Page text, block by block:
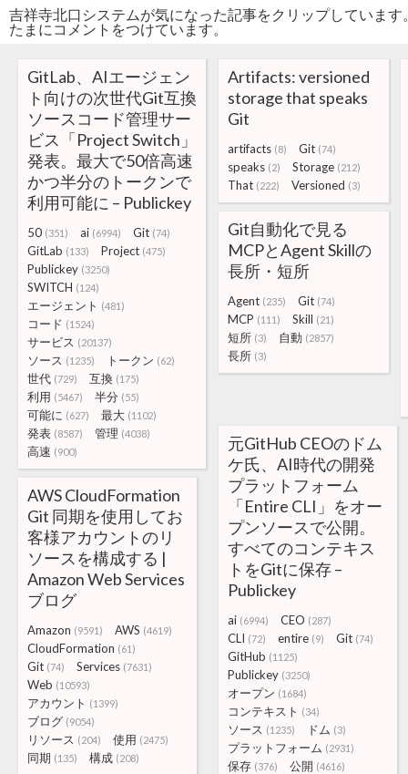
吉祥寺北口システムが気になった記事をクリップしていま
たまにコメントをつけています。
GitLab、AIエージェン
ト向けの次世代Git互換
ソースコード管理サー
ビス「Project Switch」
発表。最大で50倍高速
かつ半分のトークンで
利用可能に – Publickey
50 (351) ai (6994) Git (74)
GitLab (133) Project (475)
Publickey (3250)
SWITCH (124)
エージェント (481)
コード (1524)
サービス (20137)
ソース (1235) トークン (62)
世代 (729) 互換 (175)
利用 (5467) 半分 (55)
可能に (627) 最大 (1102)
発表 (8587) 管理 (4038)
高速 (900)
Artifacts: versioned
storage that speaks
Git
artifacts (8) Git (74)
speaks (2) Storage (212)
That (222) Versioned (3)
Git自動化で見る
MCPとAgent Skillの
長所・短所
Agent (235) Git (74)
MCP (111) Skill (21)
短所 (3) 自動 (2857)
長所 (3)
元GitHub CEOのドム
ケ氏、AI時代の開発
プラットフォーム
「Entire CLI」をオー
プンソースで公開。
すべてのコンテキス
トをGitに保存 –
Publickey
ai (6994) CEO (287)
CLI (72) entire (9) Git (74)
GitHub (1125)
Publickey (3250)
オープン (1684)
コンテキスト (34)
ソース (1235) ドム (3)
プラットフォーム (2931)
保存 (376) 公開 (4616)
AWS CloudFormation
Git 同期を使用してお
客様アカウントのリ
ソースを構成する |
Amazon Web Services
ブログ
Amazon (9591) AWS (4619)
CloudFormation (61)
Git (74) Services (7631)
Web (10593)
アカウント (1399)
ブログ (9054)
リソース (204) 使用 (2475)
同期 (135) 構成 (208)